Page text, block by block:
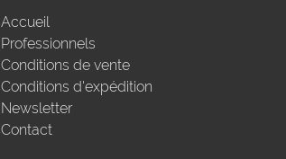
Accueil
Professionnels
Conditions de vente
Conditions d'expédition
Newsletter
Contact